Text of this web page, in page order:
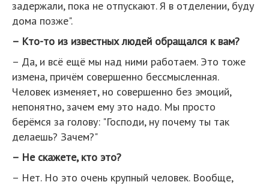
задержали, пока не отпускают. Я в отделении, буду
дома позже".
– Кто-то из известных людей обращался к вам?
– Да, и всё ещё мы над ними работаем. Это тоже
измена, причём совершенно бессмысленная.
Человек изменяет, но совершенно без эмоций,
непонятно, зачем ему это надо. Мы просто
берёмся за голову: "Господи, ну почему ты так
делаешь? Зачем?"
– Не скажете, кто это?
– Нет. Но это очень крупный человек. Вообще,